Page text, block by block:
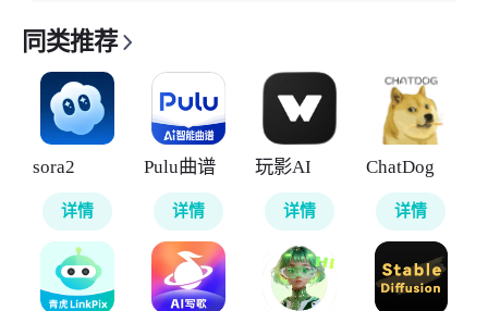
同类推荐
sora2
详情
Pulu曲谱
详情
玩影AI
详情
ChatDog
详情